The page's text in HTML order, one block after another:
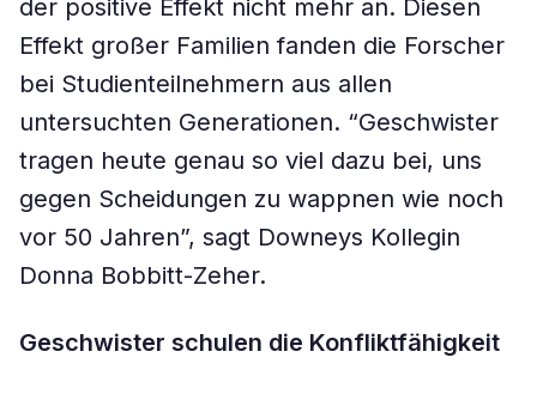
der positive Effekt nicht mehr an. Diesen
Effekt großer Familien fanden die Forscher
bei Studienteilnehmern aus allen
untersuchten Generationen. “Geschwister
tragen heute genau so viel dazu bei, uns
gegen Scheidungen zu wappnen wie noch
vor 50 Jahren”, sagt Downeys Kollegin
Donna Bobbitt-Zeher.
Geschwister schulen die Konfliktfähigkeit